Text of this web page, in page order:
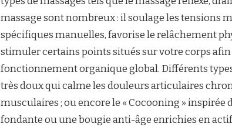
massage sont nombreux : il soulage les tensions
spécifiques manuelles, favorise le relâchement
stimuler certains points situés sur votre corps
fonctionnement organique global. Différents
très doux qui calme les douleurs articulaires
musculaires ; ou encore le « Cocooning »
fondante ou une bougie anti-âge enrichies en